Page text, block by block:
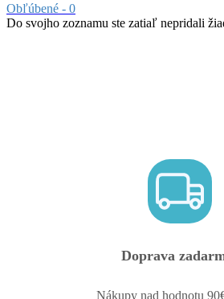
Obľúbené - 0
Do svojho zoznamu ste zatiaľ nepridali
Doprava
Nákupy nad hodnotu